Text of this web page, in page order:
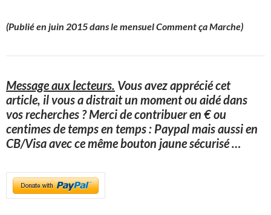
(Publié en juin 2015 dans le mensuel Comment ça Marche)
Message aux lecteurs. Vous avez apprécié cet
article, il vous a distrait un moment ou aidé dans
vos recherches ? Merci de contribuer en € ou
centimes de temps en temps : Paypal mais aussi en
CB/Visa avec ce même bouton jaune sécurisé…